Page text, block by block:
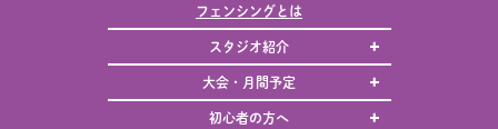
フェンシングとは
スタジオ紹介
大会・月間予定
初心者の方へ